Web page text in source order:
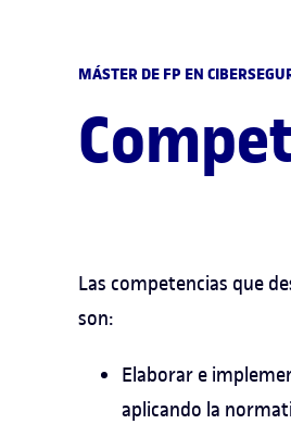
MÁSTER DE FP EN
Las competencias que
son:
Elaborar e
aplicando la